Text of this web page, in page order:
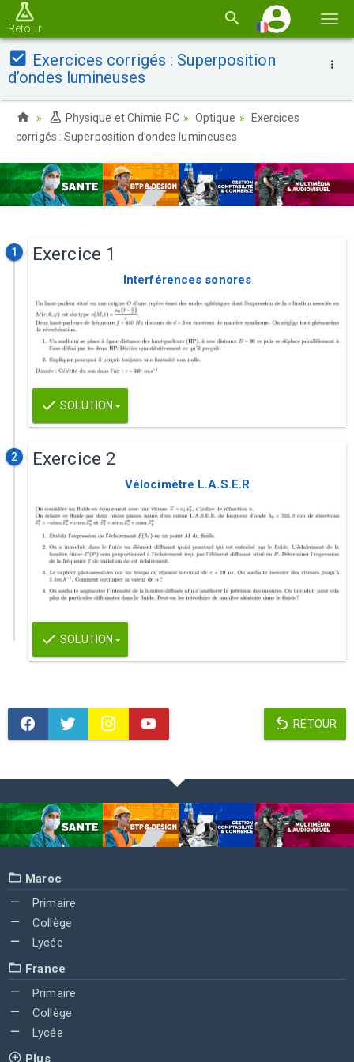
la
Retour
Exercices corrigés : Superposition
d’ondes lumineuses
Physique et Chimie PC Optique
Exercices
corrigés : Superposition d’ondes lumineuses
1 Exercice 1
Interférences sonores
SOLUTION
2 Exercice 2
Vélocimètre L.A.S.E.R
SOLUTION
RETOUR
Maroc
Primaire
Collège
Lycée
France
Primaire
Collège
Lycée
Plus